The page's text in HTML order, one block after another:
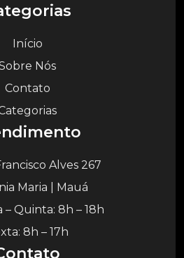
Início
Nós
Contato
Alves 267
Maria | Mauá
Quinta: 8h – 18h
8h – 17h